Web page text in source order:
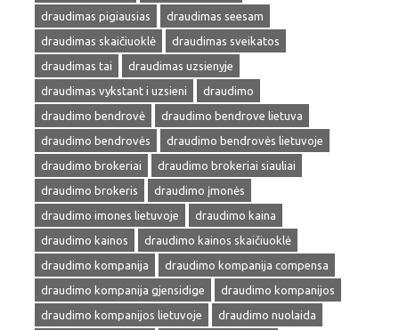
draudimas pigiausias
draudimas seesam
draudimas skaičiuoklė
draudimas sveikatos
draudimas tai
draudimas uzsienyje
draudimas vykstant i uzsieni
draudimo
draudimo bendrovė
draudimo bendrove lietuva
draudimo bendrovės
draudimo bendrovės lietuvoje
draudimo brokeriai
draudimo brokeriai siauliai
draudimo brokeris
draudimo įmonės
draudimo imones lietuvoje
draudimo kaina
draudimo kainos
draudimo kainos skaičiuoklė
draudimo kompanija
draudimo kompanija compensa
draudimo kompanija gjensidige
draudimo kompanijos
draudimo kompanijos lietuvoje
draudimo nuolaida